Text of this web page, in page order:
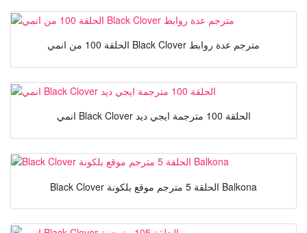
الحلقة 100 من انمي Black Clover مترجم عدة روابط
انمي Black Clover الحلقة 100 مترجمة ايجي ديد
Black Clover الحلقة 5 مترجم موقع بلكونة Balkona